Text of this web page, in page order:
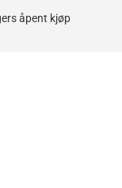
åpent kjøp